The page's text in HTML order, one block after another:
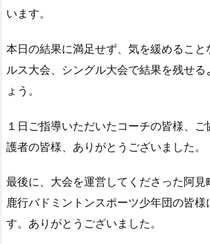
います。
本日の結果に満足せず、気を緩めること
ルス大会、シングル大会で結果を残せる
ょう。
１日ご指導いただいたコーチの皆様、
護者の皆様、ありがとうございました。
最後に、大会を運営してくださった阿見
鹿行バドミントンスポーツ少年団の皆様
す。ありがとうございました。